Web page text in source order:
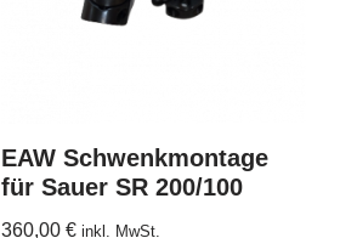
EAW Schwenkmontage
für Sauer SR 200/100
360,00 € inkl. MwSt.